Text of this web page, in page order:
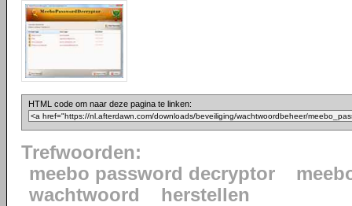
HTML code om naar deze pagina te linken:
Trefwoorden:
meebo password decryptor
wachtwoord
herstellen